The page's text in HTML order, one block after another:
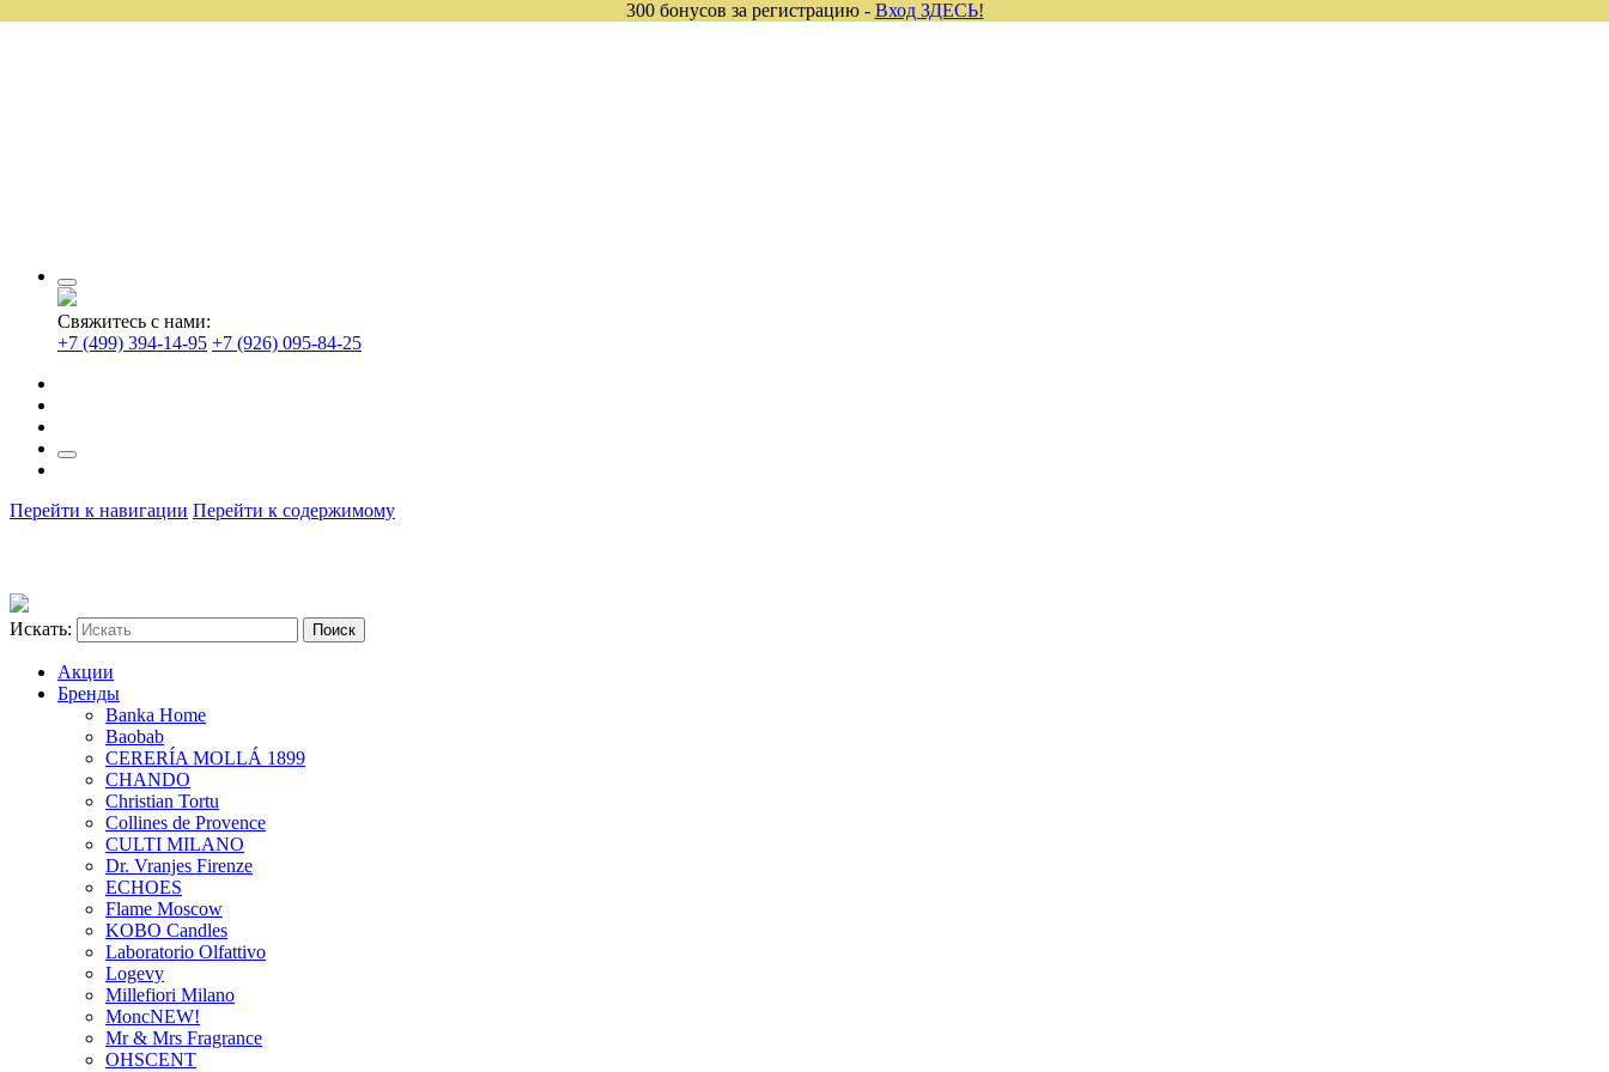
Свяжитесь с нами:
+7 (499) 394-14-95 +7 (926) 095-84-25
Перейти к навигации Перейти к содержимому
Искать:
Акции
Бренды
Banka Home
Baobab
CERERÍA MOLLÁ 1899
CHANDO
Christian Tortu
Collines de Provence
CULTI MILANO
Dr. Vranjes Firenze
ECHOES
Flame Moscow
KOBO Candles
Laboratorio Olfattivo
Logevy
Millefiori Milano
MoncNEW!
Mr & Mrs Fragrance
OHSCENT
300 бонусов за регистрацию - Вход ЗДЕСЬ!